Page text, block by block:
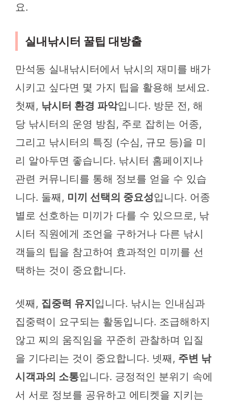
요.
실내낚시터 꿀팁 대방출
만석동 실내낚시터에서 낚시의 재미를 배가
시키고 싶다면 몇 가지 팁을 활용해 보세요.
첫째, 낚시터 환경 파악입니다. 방문 전, 해
당 낚시터의 운영 방침, 주로 잡히는 어종,
그리고 낚시터의 특징 (수심, 규모 등)을 미
리 알아두면 좋습니다. 낚시터 홈페이지나
관련 커뮤니티를 통해 정보를 얻을 수 있습
니다. 둘째, 미끼 선택의 중요성입니다. 어종
별로 선호하는 미끼가 다를 수 있으므로, 낚
시터 직원에게 조언을 구하거나 다른 낚시
객들의 팁을 참고하여 효과적인 미끼를 선
택하는 것이 중요합니다.
셋째, 집중력 유지입니다. 낚시는 인내심과
집중력이 요구되는 활동입니다. 조급해하지
않고 찌의 움직임을 꾸준히 관찰하며 입질
을 기다리는 것이 중요합니다. 넷째, 주변 낚
시객과의 소통입니다. 긍정적인 분위기 속에
서 서로 정보를 공유하고 에티켓을 지키는